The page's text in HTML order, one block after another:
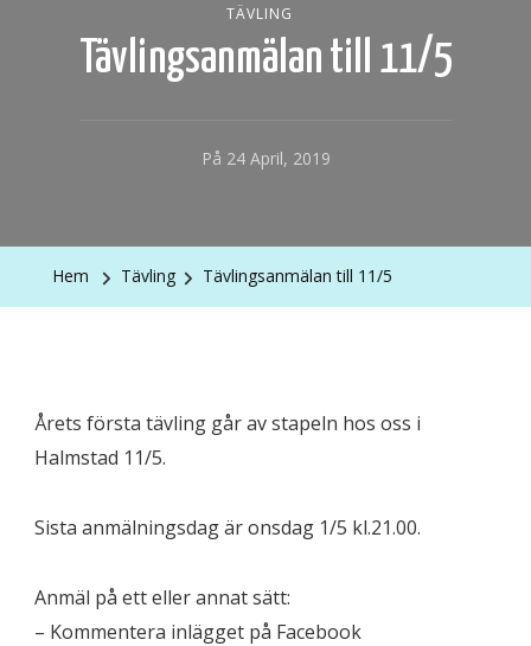
TÄVLING
Tävlingsanmälan till 11/5
På 24 April, 2019
Hem Tävling Tävlingsanmälan till 11/5
Årets första tävling går av stapeln hos oss i
Halmstad 11/5.
Sista anmälningsdag är onsdag 1/5 kl.21.00.
Anmäl på ett eller annat sätt:
– Kommentera inlägget på Facebook